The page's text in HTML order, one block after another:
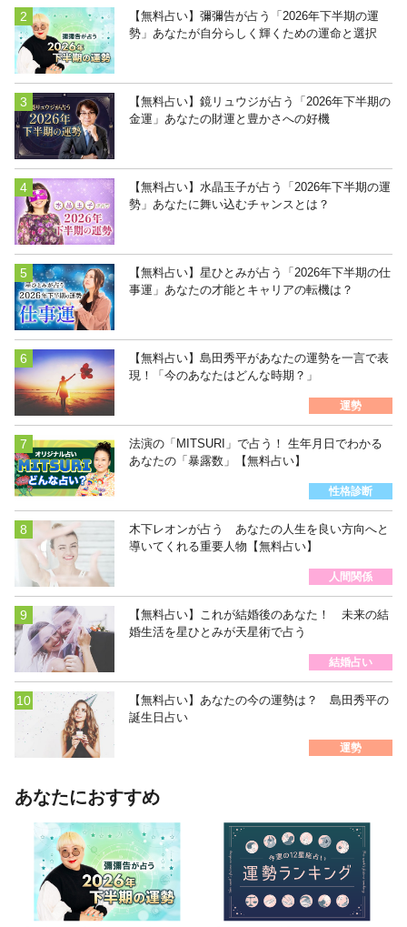
【無料占い】彌彌告が占う「2026年下半期の運
勢」あなたが自分らしく輝くための運命と選択
【無料占い】鏡リュウジが占う「2026年下半期の
金運」あなたの財運と豊かさへの好機
【無料占い】水晶玉子が占う「2026年下半期の運
勢」あなたに舞い込むチャンスとは？
【無料占い】星ひとみが占う「2026年下半期の仕
事運」あなたの才能とキャリアの転機は？
【無料占い】島田秀平があなたの運勢を一言で表
現！「今のあなたはどんな時期？」
運勢
法演の「MITSURI」で占う！ 生年月日でわかる
あなたの「暴露数」【無料占い】
性格診断
木下レオンが占う あなたの人生を良い方向へと
導いてくれる重要人物【無料占い】
人間関係
【無料占い】これが結婚後のあなた！ 未来の結
婚生活を星ひとみが天星術で占う
結婚占い
【無料占い】あなたの今の運勢は？ 島田秀平の
誕生日占い
運勢
あなたにおすすめ